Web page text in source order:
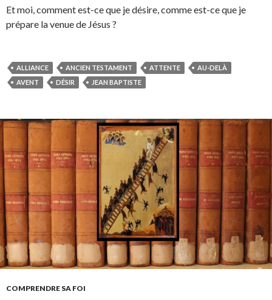
Et moi, comment est-ce que je désire, comme est-ce que je
prépare la venue de Jésus ?
ALLIANCE ANCIEN TESTAMENT ATTENTE
AU-DELÀ
AVENT
DÉSIR JEAN BAPTISTE
COMPRENDRE SA FOI